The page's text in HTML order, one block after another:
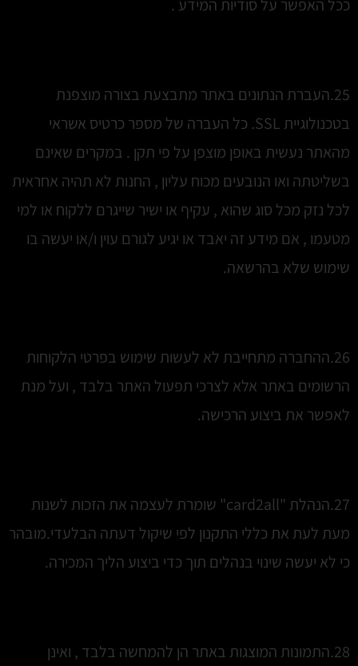
ככל האפשר על סודיות המידע .
25.העברת הנתונים באתר מתבצעת בצורה מוצפנת
בטכנולוגיית SSL. כל העברה של מספר כרטיס אשראי
מהאתר נעשית באופן מוצפן על פי תקן . במקרים שאינם
בשליטתה ואו הנובעים מכוח עליון , החנות לא תהיה אחראית
לכל נזק מכל סוג שהוא , עקיף או ישיר שייגרם ללקוח או למי
מטעמו , אם מידע זה יאבד או יגיע לגורם עוין ו/או יעשה בו
שימוש שלא בהרשאה.
26.ההחברה מתחייבת לא לעשות שימוש בפרטי הלקוחות
הרשומים באתר אלא לצרכי תפעול האתר בלבד , ועל מנת
לאפשר את ביצוע הרכישה.
27.הנהלת "card2all" שומרת לעצמה את הזכות לשנות
מעת לעת את כללי התקנון לפי שיקול דעתה הבלעדי.מובהר
כי לא יעשה שינוי בנהלים תוך כדי ביצוע הליך המכירה.
28.התמונות המוצגות באתר הן להמחשה בלבד , ואינן